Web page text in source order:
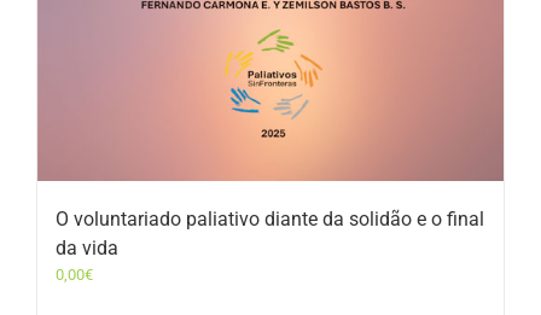
O voluntariado paliativo diante da solidão e o final
da vida
0,00€